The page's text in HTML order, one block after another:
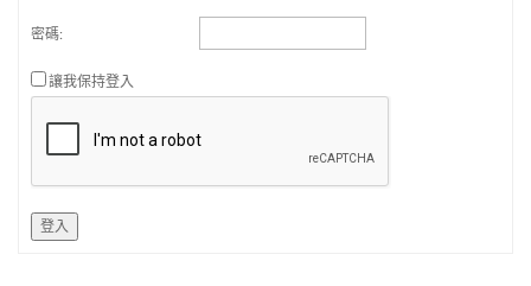
密碼:
讓我保持登入
登入